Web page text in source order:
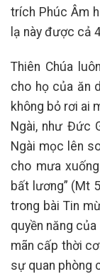
trích Phúc Âm
lạ này được cả
Thiên Chúa
cho họ của ăn
không bỏ rơi ai
Ngài, như Đức
Ngài mọc lên
cho mưa
bất lương” (Mt
trong bài Tin
quyền năng
mãn cấp thời
sự quan phòng